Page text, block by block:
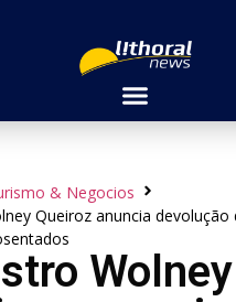
& Negocios
Queiroz anuncia devolução
Wolney